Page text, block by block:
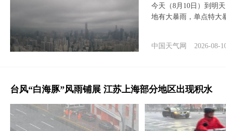
今天（8月10日）到明
地有大暴雨，单点特大
中国天气网 2026-08-
台风“白海豚”风雨铺展 江苏上海部分地区出现积水